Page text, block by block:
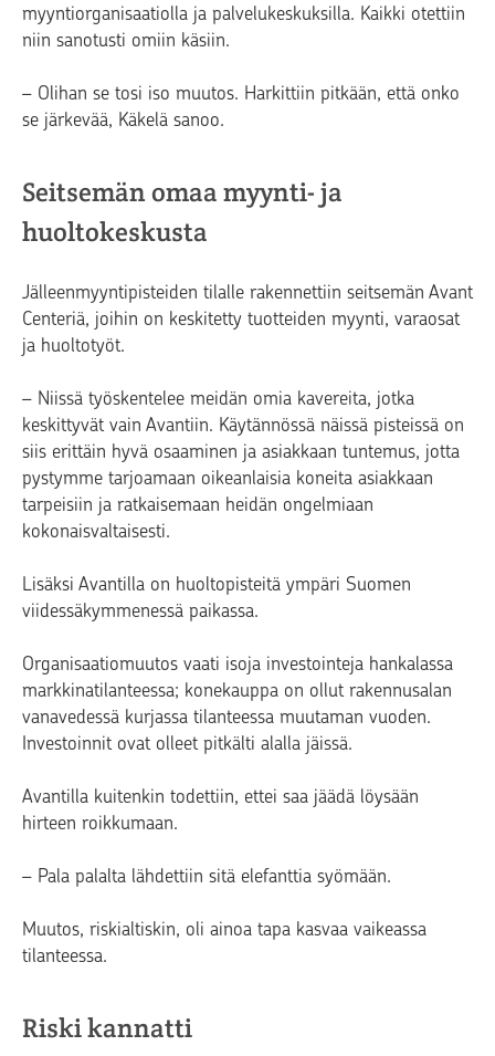
myyntiorganisaatiolla ja palvelukeskuksilla. Kaikki otettiin
niin sanotusti omiin käsiin.
– Olihan se tosi iso muutos. Harkittiin pitkään, että onko
se järkevää, Käkelä sanoo.
Seitsemän omaa myynti- ja
huoltokeskusta
Jälleenmyyntipisteiden tilalle rakennettiin seitsemän Avant
Centeriä, joihin on keskitetty tuotteiden myynti, varaosat
ja huoltotyöt.
– Niissä työskentelee meidän omia kavereita, jotka
keskittyvät vain Avantiin. Käytännössä näissä pisteissä on
siis erittäin hyvä osaaminen ja asiakkaan tuntemus, jotta
pystymme tarjoamaan oikeanlaisia koneita asiakkaan
tarpeisiin ja ratkaisemaan heidän ongelmiaan
kokonaisvaltaisesti.
Lisäksi Avantilla on huoltopisteitä ympäri Suomen
viidessäkymmenessä paikassa.
Organisaatiomuutos vaati isoja investointeja hankalassa
markkinatilanteessa; konekauppa on ollut rakennusalan
vanavedessä kurjassa tilanteessa muutaman vuoden.
Investoinnit ovat olleet pitkälti alalla jäissä.
Avantilla kuitenkin todettiin, ettei saa jäädä löysään
hirteen roikkumaan.
– Pala palalta lähdettiin sitä elefanttia syömään.
Muutos, riskialtiskin, oli ainoa tapa kasvaa vaikeassa
tilanteessa.
Riski kannatti